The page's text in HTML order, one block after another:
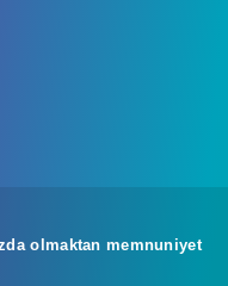
olmaktan memnuniyet